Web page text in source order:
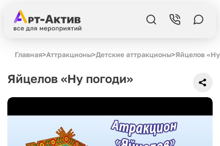
Главная>Аттракционы>Детские аттракционы>Яйцелов
Яйцелов «Ну погоди»